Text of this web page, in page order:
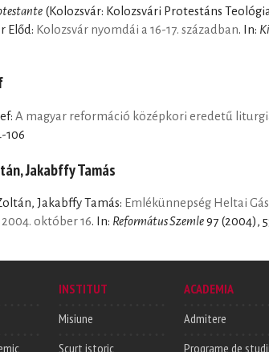
(Kolozsvár: Kolozsvári Protestáns
Előd: Kolozsvár nyomdái a 16-17. században. In:
A magyar reformáció középkori eredetű
106
Jakabffy Tamás
Jakabffy Tamás: Emlékünnepség Heltai
2004. október 16. In: Református Szemle97 (2004),
INSTITUT
Misiune
Scurt istoric
ACADEMIA
Admitere
Programe de studii